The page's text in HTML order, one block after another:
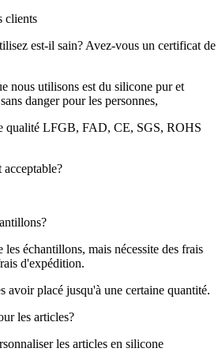
clients
est-il sain? Avez-vous un certificat de
nous utilisons est du silicone pur et
danger pour les personnes,
qualité LFGB, FAD, CE, SGS, ROHS
acceptable?
échantillons, mais nécessite des frais
d'expédition.
avoir placé jusqu'à une certaine quantité.
les articles?
les articles en silicone